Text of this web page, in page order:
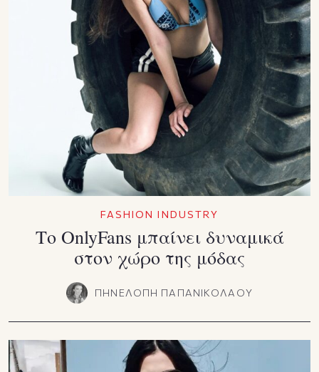
FASHION INDUSTRY
Το OnlyFans μπαίνει δυναμικά
στον χώρο της μόδας
ΠΗΝΕΛΟΠΗ ΠΑΠΑΝΙΚΟΛΑΟΥ